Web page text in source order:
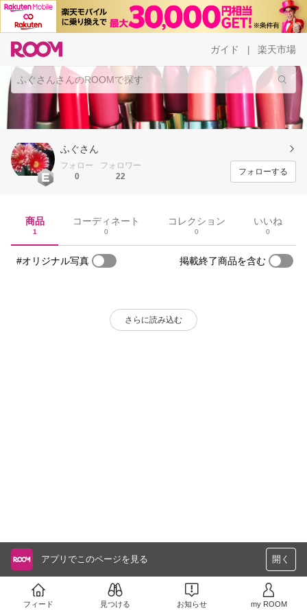
ガイド 楽天市場
ふぐさん
フォロー
0
フォロワー
22
フォローする
商品
1
コーディネート
0
コレクション
0
いいね
0
#オリジナル写真 掲載終了商品を含む
さらに読み込む
アプリでこのページを見る 開く
フィード 見つける お知らせ my ROOM